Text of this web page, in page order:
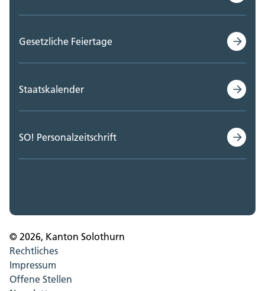
Gesetzliche Feiertage
Staatskalender
SO! Personalzeitschrift
© 2026, Kanton Solothurn
Rechtliches
Impressum
Offene Stellen